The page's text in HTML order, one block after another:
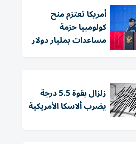
أمريكا تعتزم منح
كولومبيا حزمة
مساعدات بمليار دولار
زلزال بقوة 5.5 درجة
يضرب ألاسكا الأمريكية